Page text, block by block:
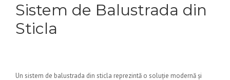
Sistem de Balustrada din
Sticla
Un sistem de balustrada din sticla reprezintă o soluție modernă și